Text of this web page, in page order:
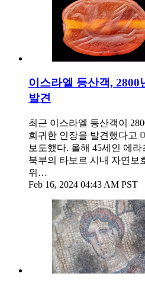
이스라엘 등산객,
발견
최근 이스라엘 등산객이
희귀한 인장을 발견했다고
보도했다. 올해 45세인 에
북부의 타보르 시내 자연보
위…
Feb 16, 2024 04:43 AM PST